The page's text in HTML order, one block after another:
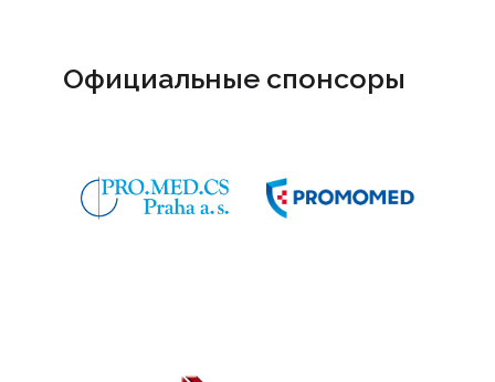
Официальные спонсоры